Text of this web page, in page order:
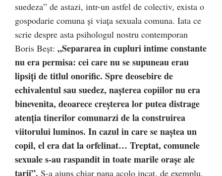
suedeza” de astazi, intr-un astfel de colectiv, exista o
gospodarie comuna și viața sexuala comuna. Iata ce
scrie despre asta psihologul nostru contemporan
Boris Beșt: „Separarea in cupluri intime constante
nu era permisa: cei care nu se supuneau erau
lipsiți de titlul onorific. Spre deosebire de
echivalentul sau suedez, nașterea copiilor nu era
binevenita, deoarece creșterea lor putea distrage
atenția tinerilor comunarzi de la construirea
viitorului luminos. In cazul in care se naștea un
copil, el era dat la orfelinat… Treptat, comunele
sexuale s-au raspandit in toate marile orașe ale
țarii”. S-a ajuns chiar pana acolo incat, de exemplu,